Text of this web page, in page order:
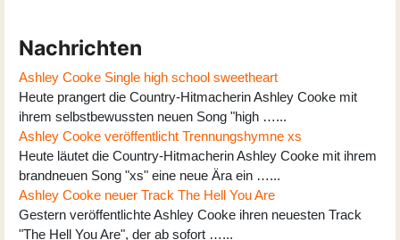
Nachrichten
Ashley Cooke Single high school sweetheart
Heute prangert die Country-Hitmacherin Ashley Cooke mit
ihrem selbstbewussten neuen Song "high …...
Ashley Cooke veröffentlicht Trennungshymne xs
Heute läutet die Country-Hitmacherin Ashley Cooke mit ihrem
brandneuen Song "xs" eine neue Ära ein …...
Ashley Cooke neuer Track The Hell You Are
Gestern veröffentlichte Ashley Cooke ihren neuesten Track
"The Hell You Are", der ab sofort …...